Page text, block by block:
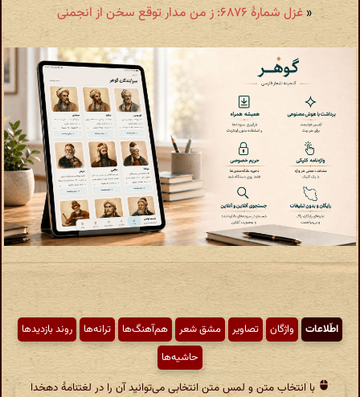
« غزل شمارهٔ ۶۸۷۶: ز من مدار توقع سخن از انجمنی
اطّلاعات واژگان تصاویر مشق شعر هم‌آهنگ‌ها ترانه‌ها
روند بازدیدها
حاشیه‌ها
با انتخاب متن و لمس متن انتخابی می‌توانید آن را در لغتنامهٔ دهخدا